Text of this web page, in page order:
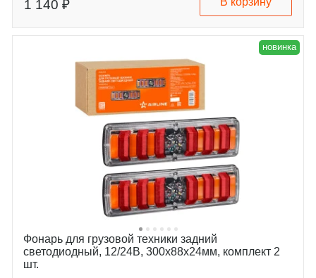
1 140 ₽
новинка
Фонарь для грузовой техники задний
светодиодный, 12/24В, 300x88x24мм, комплект 2
шт.